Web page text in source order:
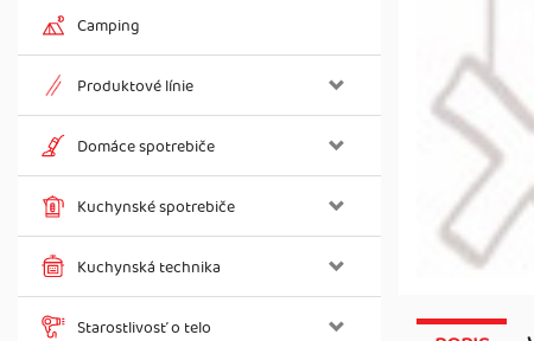
Camping
Produktové línie
Domáce spotrebiče
Kuchynské spotrebiče
Kuchynská technika
Starostlivosť o telo